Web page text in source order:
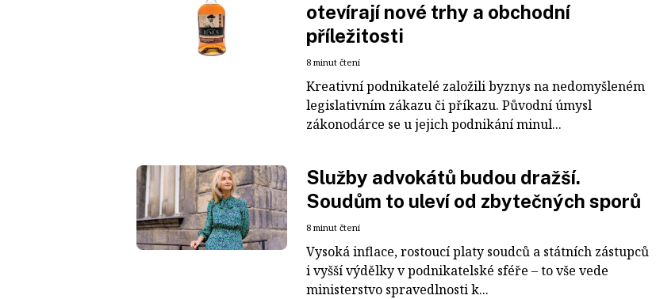
otevírají nové trhy a obchodní
příležitosti
8 minut čtení
Kreativní podnikatelé založili byznys na nedomyšleném
legislativním zákazu či příkazu. Původní úmysl
zákonodárce se u jejich podnikání minul...
Služby advokátů budou dražší.
Soudům to uleví od zbytečných sporů
8 minut čtení
Vysoká inflace, rostoucí platy soudců a státních zástupců
i vyšší výdělky v podnikatelské sféře – to vše vede
ministerstvo spravedlnosti k...